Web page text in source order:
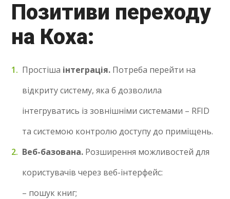
Позитиви переходу
на Коха:
Простіша інтеграція. Потреба перейти на
відкриту систему, яка б дозволила
інтегруватись із зовнішніми системами – RFID
та системою контролю доступу до приміщень.
Веб-базована. Розширення можливостей для
користувачів через веб-інтерфейс:
– пошук книг;